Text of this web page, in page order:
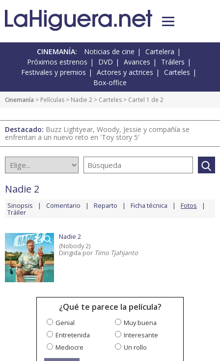
CINEMANÍA: Noticias de cine
Cartelera
Próximos estrenos
DVD Avances
Tráilers
Festivales y premios
Actores y actrices
Carteles
Box-office
Cinemanía > Películas > Nadie 2 > Carteles > Cartel 1 de 2
Destacado: Buzz Lightyear, Woody, Jessie y compañía se
enfrentan a un nuevo reto en 'Toy story 5'
Nadie 2
Sinopsis Comentario Reparto Ficha técnica Fotos
Tráiler
Nadie 2
(Nobody 2)
Dirigida por Timo Tjahjanto
¿Qué te parece la película?
Genial
Muy buena
Entretenida
Interesante
Mediocre
Un rollo